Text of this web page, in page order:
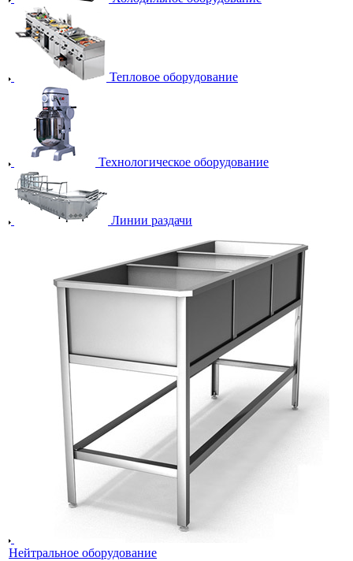
Тепловое оборудование
Технологическое оборудование
Линии раздачи
Нейтральное оборудование